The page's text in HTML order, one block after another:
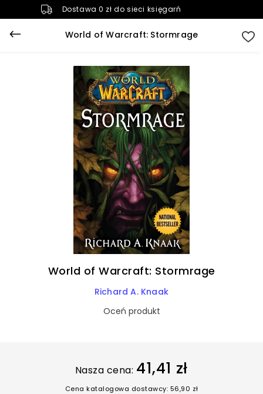
Dostawa 0 zł do sieci księgarń
World of Warcraft: Stormrage
World of Warcraft: Stormrage
Richard A. Knaak
Oceń produkt
Nasza cena: 41,41 zł
Cena katalogowa dostawcy: 56,90 zł